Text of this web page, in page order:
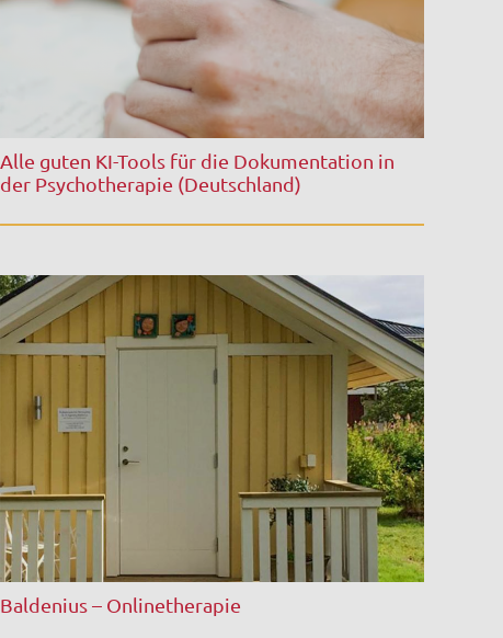
Alle guten KI-Tools für die Dokumentation in
der Psychotherapie (Deutschland)
Baldenius – Onlinetherapie